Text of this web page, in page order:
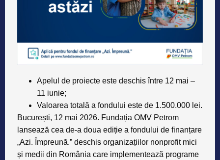
Apelul de proiecte este deschis între 12 mai –
11 iunie;
Valoarea totală a fondului este de 1.500.000 lei.
București, 12 mai 2026. Fundația OMV Petrom
lansează cea de-a doua ediție a fondului de finanțare
„Azi. Împreună.” deschis organizațiilor nonprofit mici
și medii din România care implementează programe